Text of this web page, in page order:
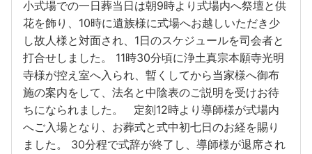
小式場での一日葬当日は朝9時より式場内へ祭壇と供
花を飾り、10時に遺族様に式場へお越しいただき少
し故人様と対面され、1日のスケジュールを司会者と
打合せしました。 11時30分頃に浄土真宗本願寺光明
寺様が控え室へ入られ、暫くしてから当家様へ御布
施の案内をして、法名と中陰表のご説明を受けお待
ちになられました。 定刻12時より導師様が式場内
へご入場となり、お葬式と式中初七日のお経を賜り
ました。 30分程で式辞が終了し、導師様が退席され